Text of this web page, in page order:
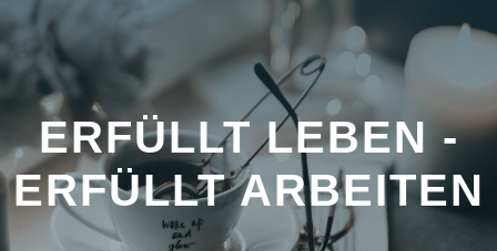
ERFÜLLT LEBEN -
ERFÜLLT ARBEITEN